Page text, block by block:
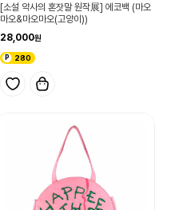
[소설 약사의 혼잣말 원작展] 에코백 (마오
마오&마오마오(고양이))
28,000
280